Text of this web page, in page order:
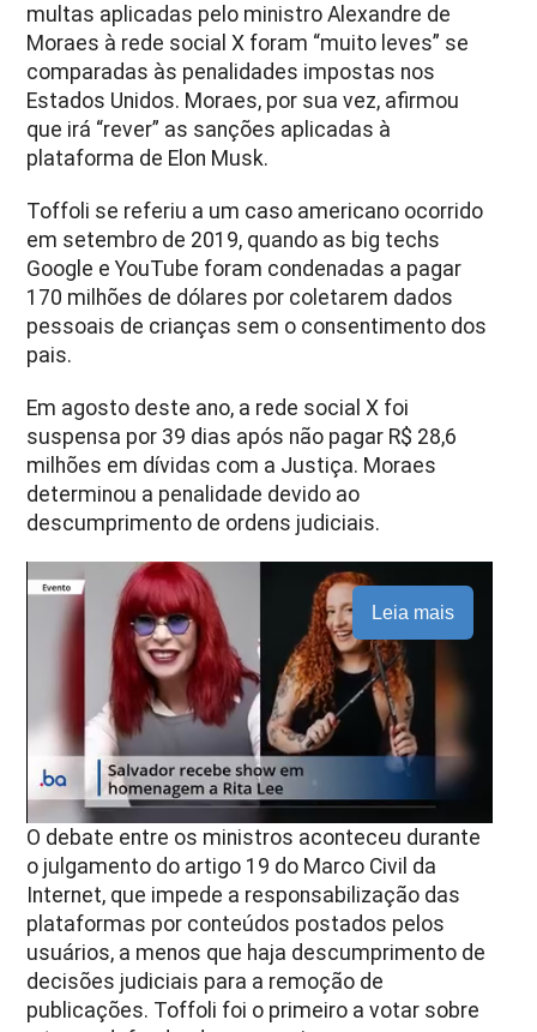
multas aplicadas pelo ministro Alexandre de
Moraes à rede social X foram “muito leves” se
comparadas às penalidades impostas nos
Estados Unidos. Moraes, por sua vez, afirmou
que irá “rever” as sanções aplicadas à
plataforma de Elon Musk.
Toffoli se referiu a um caso americano ocorrido
em setembro de 2019, quando as big techs
Google e YouTube foram condenadas a pagar
170 milhões de dólares por coletarem dados
pessoais de crianças sem o consentimento dos
pais.
Em agosto deste ano, a rede social X foi
suspensa por 39 dias após não pagar R$ 28,6
milhões em dívidas com a Justiça. Moraes
determinou a penalidade devido ao
descumprimento de ordens judiciais.
Leia mais
O debate entre os ministros aconteceu durante
o julgamento do artigo 19 do Marco Civil da
Internet, que impede a responsabilização das
plataformas por conteúdos postados pelos
usuários, a menos que haja descumprimento de
decisões judiciais para a remoção de
publicações. Toffoli foi o primeiro a votar sobre